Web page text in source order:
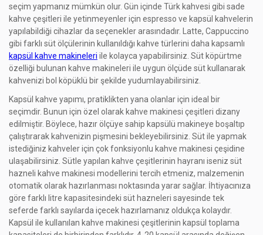
seçim yapmanız mümkün olur. Gün içinde Türk kahvesi gibi sade
kahve çeşitleri ile yetinmeyenler için espresso ve kapsül kahvelerin
yapılabildiği cihazlar da seçenekler arasındadır. Latte, Cappuccino
gibi farklı süt ölçülerinin kullanıldığı kahve türlerini daha kapsamlı
kapsül kahve makineleri ile kolayca yapabilirsiniz. Süt köpürtme
özelliği bulunan kahve makineleri ile uygun ölçüde süt kullanarak
kahvenizi bol köpüklü bir şekilde yudumlayabilirsiniz.
Kapsül kahve yapımı, pratiklikten yana olanlar için ideal bir
seçimdir. Bunun için özel olarak kahve makinesi çeşitleri dizany
edilmiştir. Böylece, hazır ölçüye sahip kapsülü makineye boşaltıp
çalıştırarak kahvenizin pişmesini bekleyebilirsiniz. Süt ile yapmak
istediğiniz kahveler için çok fonksiyonlu kahve makinesi çeşidine
ulaşabilirsiniz. Sütle yapılan kahve çeşitlerinin hayranı iseniz süt
hazneli kahve makinesi modellerini tercih etmeniz, malzemenin
otomatik olarak hazırlanması noktasında yarar sağlar. İhtiyacınıza
göre farklı litre kapasitesindeki süt hazneleri sayesinde tek
seferde farklı sayılarda içecek hazırlamanız oldukça kolaydır.
Kapsül ile kullanılan kahve makinesi çeşitlerinin kapsül toplama